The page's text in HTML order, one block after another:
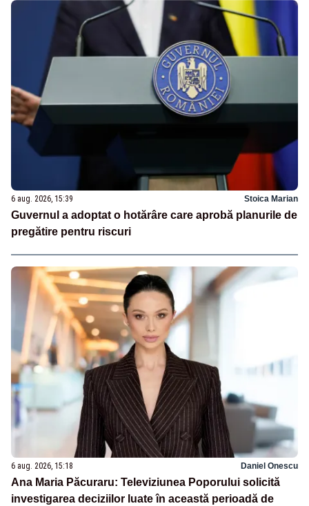
6 aug. 2026, 15:39 Stoica Marian
Guvernul a adoptat o hotărâre care aprobă planurile de
pregătire pentru riscuri
6 aug. 2026, 15:18 Daniel Onescu
Ana Maria Păcuraru: Televiziunea Poporului solicită
investigarea deciziilor luate în această perioadă de